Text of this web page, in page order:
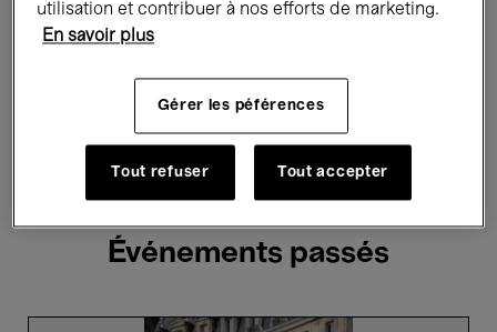
Enseignement
Hosted Events
3 résultats trouvés
Événements passés
utilisation et contribuer à nos efforts de marketing.
En savoir plus
Gérer les péférences
Tout refuser Tout accepter